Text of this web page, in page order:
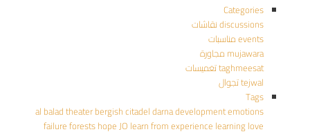
Categories
discussions نقاشات
events مناسبات
mujawara مجاورة
taghmeesat تغميسات
tejwal تجوال
Tags
al balad theaterbergishcitadeldarnadevelopmentemotions
failureforestshopeJO learn from experience learninglove